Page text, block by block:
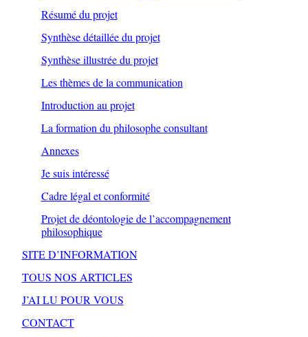
Résumé du projet
Synthèse détaillée du projet
Synthèse illustrée du projet
Les thèmes de la communication
Introduction au projet
La formation du philosophe consultant
Annexes
Je suis intéressé
Cadre légal et conformité
Projet de déontologie de l’accompagnement
philosophique
SITE D’INFORMATION
TOUS NOS ARTICLES
J’AI LU POUR VOUS
CONTACT